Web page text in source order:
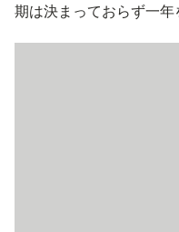
期は決まっておらず一年